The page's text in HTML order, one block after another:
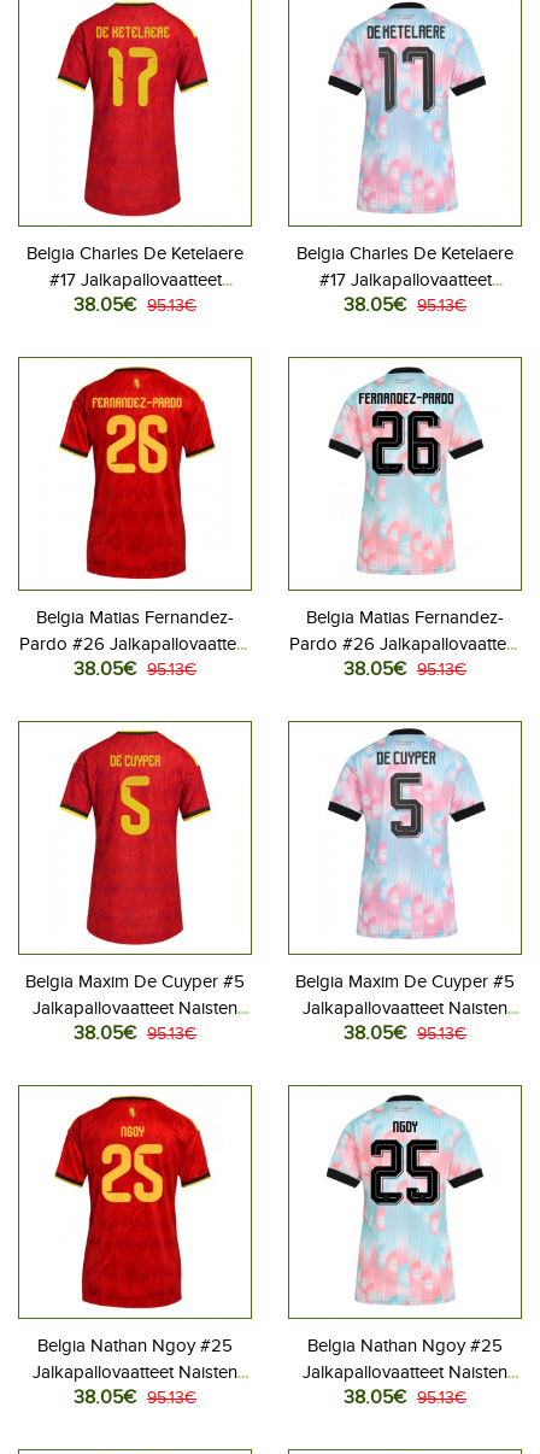
Belgia Charles De Ketelaere
#17 Jalkapallovaatteet
Naisten Kotipaita MM-kisat
38.05€ 95.13€
Belgia Charles De Ketelaere
#17 Jalkapallovaatteet
Naisten Vieraspaita MM-kisat
38.05€ 95.13€
Belgia Matias Fernandez-
Pardo #26 Jalkapallovaatteet
Naisten Kotipaita MM-kisat
38.05€ 95.13€
Belgia Matias Fernandez-
Pardo #26 Jalkapallovaatteet
Naisten Vieraspaita MM-kisat
38.05€ 95.13€
Belgia Maxim De Cuyper #5
Jalkapallovaatteet Naisten
Kotipaita MM-kisat 2026
38.05€ 95.13€
Belgia Maxim De Cuyper #5
Jalkapallovaatteet Naisten
Vieraspaita MM-kisat 2026
38.05€ 95.13€
Belgia Nathan Ngoy #25
Jalkapallovaatteet Naisten
Kotipaita MM-kisat 2026
38.05€ 95.13€
Belgia Nathan Ngoy #25
Jalkapallovaatteet Naisten
Vieraspaita MM-kisat 2026
38.05€ 95.13€